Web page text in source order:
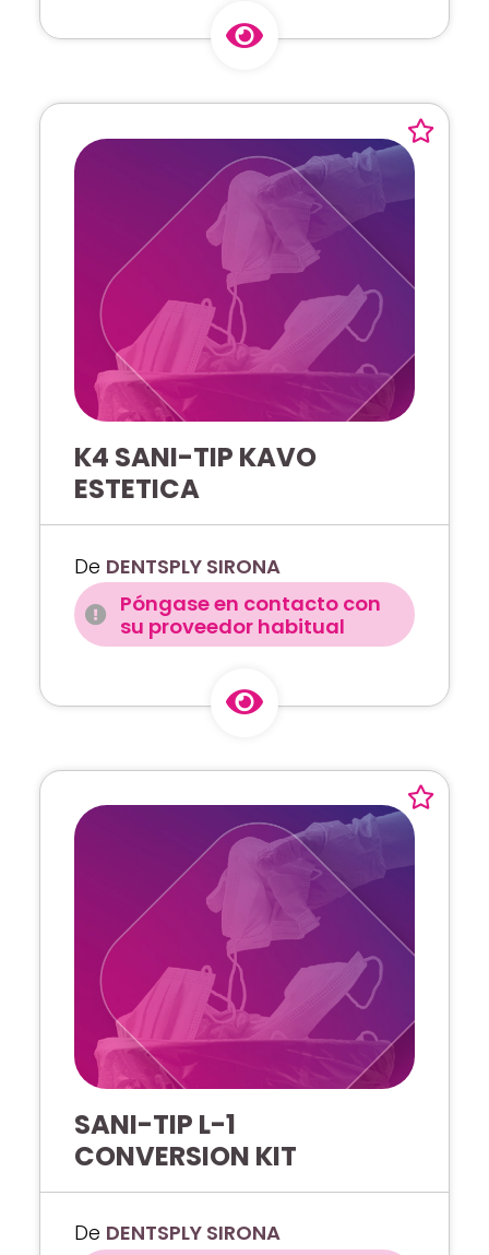
K4 SANI-TIP KAVO
ESTETICA
De DENTSPLY SIRONA
Póngase en contacto con
su proveedor habitual
SANI-TIP L-1
CONVERSION KIT
De DENTSPLY SIRONA